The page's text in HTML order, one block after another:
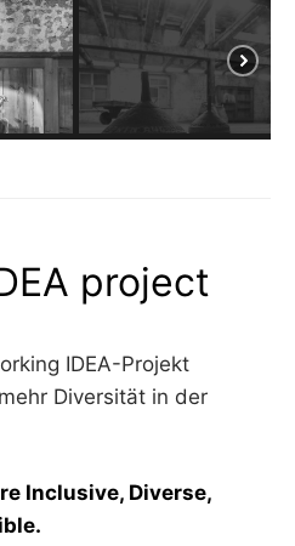
project
IDEA-Projekt
Diversität in der
Inclusive, Diverse,